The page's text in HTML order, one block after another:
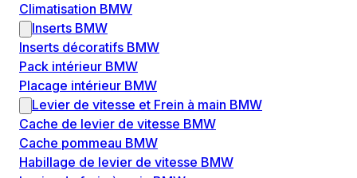
Climatisation BMW
Inserts BMW
Inserts décoratifs BMW
Pack intérieur BMW
Placage intérieur BMW
Levier de vitesse et Frein à main BMW
Cache de levier de vitesse BMW
Cache pommeau BMW
Habillage de levier de vitesse BMW